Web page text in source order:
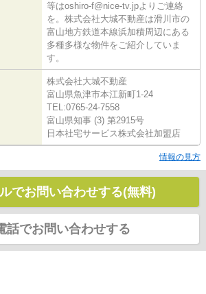
等はoshiro-f@nice-tv.jpよりご連絡
を。株式会社大城不動産は滑川市の
富山地方鉄道本線浜加積周辺にある
多種多様な物件をご紹介していま
す。
株式会社大城不動産
富山県魚津市本江新町1-24
TEL:0765-24-7558
富山県知事 (3) 第2915号
日本社宅サービス株式会社加盟店
情報の見方
でお問い合わせする(無料)
話でお問い合わせする